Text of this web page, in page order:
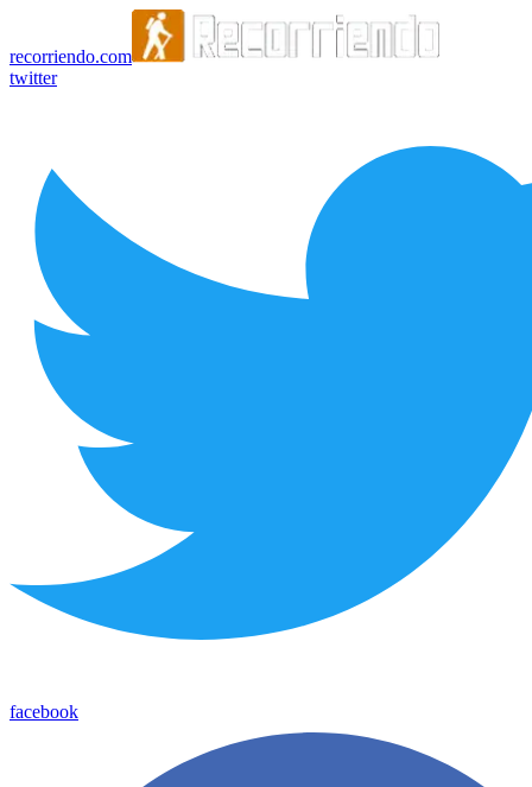
recorriendo.com
twitter
facebook